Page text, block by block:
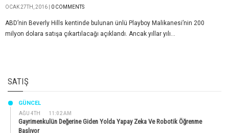
OCAK 27TH, 2016 | 0 COMMENTS
ABD’nin Beverly Hills kentinde bulunan ünlü Playboy Malikanesi’nin 200
milyon dolara satışa çıkartılacağı açıklandı. Ancak yıllar yılı...
SATIŞ
AĞU 4TH 11:02 AM
GÜNCEL
Gayrimenkulün Değerine Giden Yolda Yapay Zeka Ve Robotik Öğrenme
Başlıyor